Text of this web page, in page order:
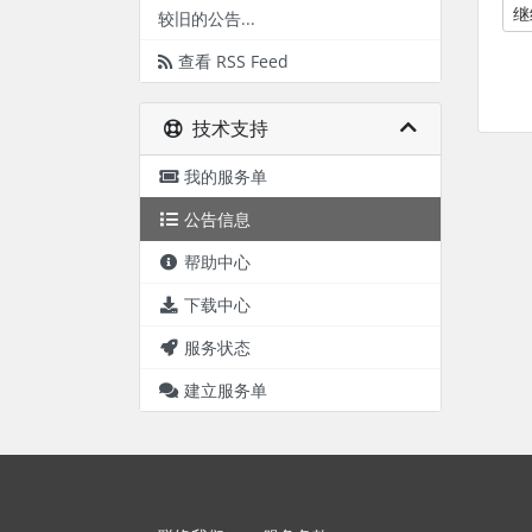
较旧的公告...
查看 RSS Feed
技术支持
我的服务单
公告信息
帮助中心
下载中心
服务状态
建立服务单